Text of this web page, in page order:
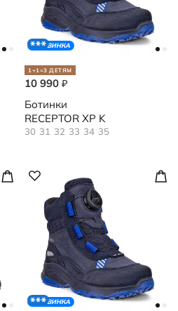
НОВИНКА
1+1=3 ДЕТЯМ
10 990 ₽
Ботинки
RECEPTOR XP K
30 31 32 33 34 35
НОВИНКА